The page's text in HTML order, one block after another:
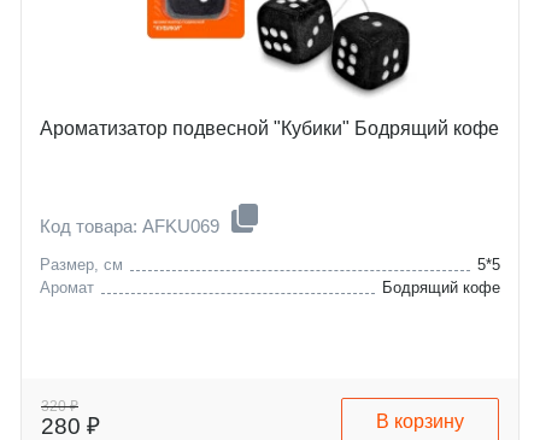
Ароматизатор подвесной "Кубики" Бодрящий кофе
Код товара: AFKU069
Размер, см
5*5
Аромат
Бодрящий кофе
320 ₽
280 ₽ В корзину